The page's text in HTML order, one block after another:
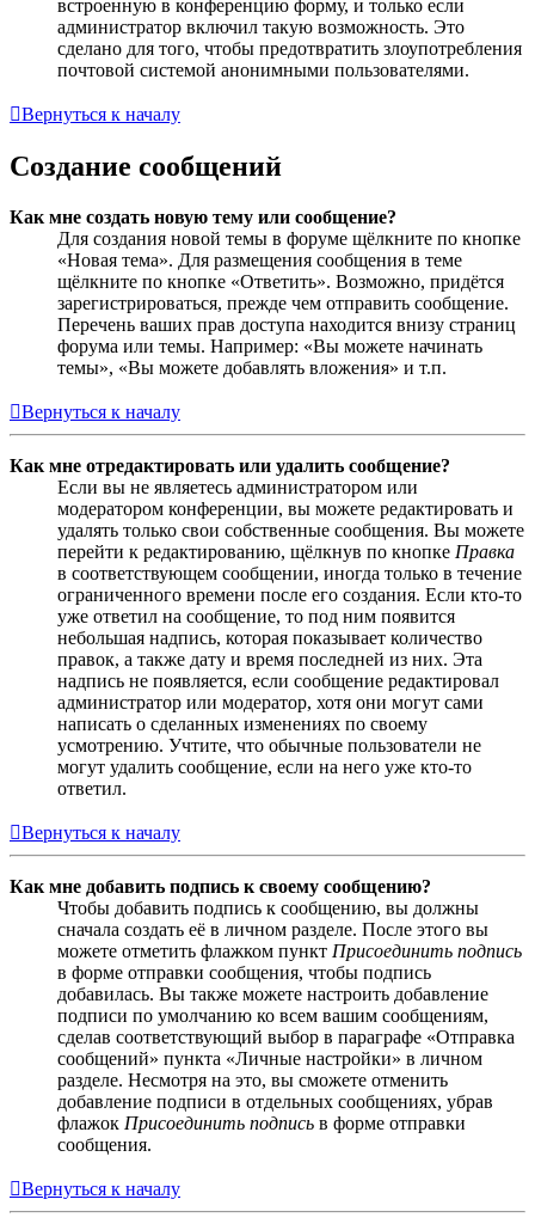
встроенную в конференцию форму, и только если
администратор включил такую возможность. Это
сделано для того, чтобы предотвратить злоупотребления
почтовой системой анонимными пользователями.
Вернуться к началу
Создание сообщений
Как мне создать новую тему или сообщение?
Для создания новой темы в форуме щёлкните по кнопке
«Новая тема». Для размещения сообщения в теме
щёлкните по кнопке «Ответить». Возможно, придётся
зарегистрироваться, прежде чем отправить сообщение.
Перечень ваших прав доступа находится внизу страниц
форума или темы. Например: «Вы можете начинать
темы», «Вы можете добавлять вложения» и т.п.
Вернуться к началу
Как мне отредактировать или удалить сообщение?
Если вы не являетесь администратором или
модератором конференции, вы можете редактировать и
удалять только свои собственные сообщения. Вы можете
перейти к редактированию, щёлкнув по кнопке Правка
в соответствующем сообщении, иногда только в течение
ограниченного времени после его создания. Если кто-то
уже ответил на сообщение, то под ним появится
небольшая надпись, которая показывает количество
правок, а также дату и время последней из них. Эта
надпись не появляется, если сообщение редактировал
администратор или модератор, хотя они могут сами
написать о сделанных изменениях по своему
усмотрению. Учтите, что обычные пользователи не
могут удалить сообщение, если на него уже кто-то
ответил.
Вернуться к началу
Как мне добавить подпись к своему сообщению?
Чтобы добавить подпись к сообщению, вы должны
сначала создать её в личном разделе. После этого вы
можете отметить флажком пункт Присоединить подпись
в форме отправки сообщения, чтобы подпись
добавилась. Вы также можете настроить добавление
подписи по умолчанию ко всем вашим сообщениям,
сделав соответствующий выбор в параграфе «Отправка
сообщений» пункта «Личные настройки» в личном
разделе. Несмотря на это, вы сможете отменить
добавление подписи в отдельных сообщениях, убрав
флажок Присоединить подпись в форме отправки
сообщения.
Вернуться к началу